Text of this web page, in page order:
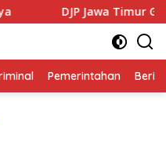
GP Ansor
Pemerintahan